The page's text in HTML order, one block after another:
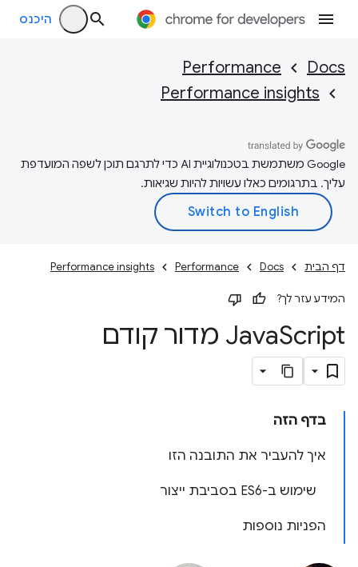
היכנס
Docs
Performance
Performance insights
‫Google משתמשת בטכנולוגיית AI כדי לתרגם תוכן לשפה המועדפת
עליך. בתרגומים כאלו עשויות להיות שגיאות.
דף הבית Docs
Performance
Performance insights
המידע עזר לך?
JavaScript מדור קודם
בדף הזה
איך להעביר את התובנה הזו
שימוש ב-ES6 בסביבת ייצור
הפניות נוספות